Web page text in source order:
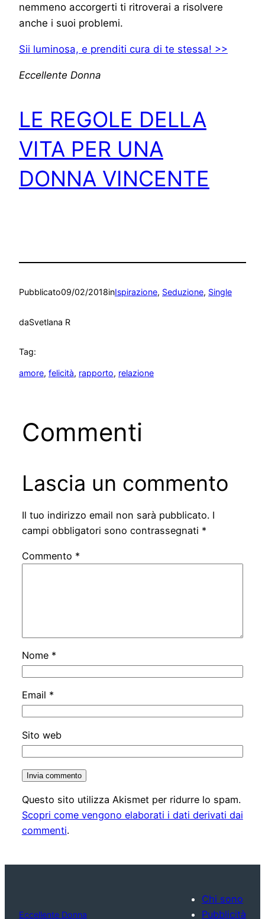
nemmeno accorgerti ti ritroverai a risolvere
anche i suoi problemi.
Sii luminosa, e prenditi cura di te stessa! >>
Eccellente Donna
LE REGOLE DELLA
VITA PER UNA
DONNA VINCENTE
Pubblicato09/02/2018inIspirazione, Seduzione, Single
daSvetlana R
Tag:
amore, felicità, rapporto, relazione
Commenti
Lascia un commento
Il tuo indirizzo email non sarà pubblicato. I
campi obbligatori sono contrassegnati *
Commento *
Nome *
Email *
Sito web
Questo sito utilizza Akismet per ridurre lo spam.
Scopri come vengono elaborati i dati derivati dai
commenti.
Eccellente Donna
Chi sono
Pubblicità